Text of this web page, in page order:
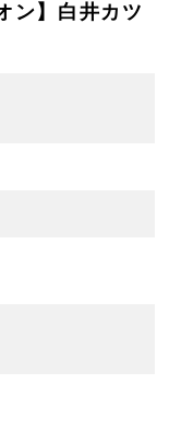
ン】白井カツ